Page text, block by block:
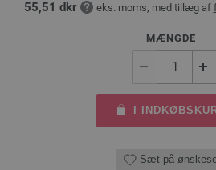
55,51 dkr eks. moms, med tillæg af
MÆNGDE
I
Sæt på